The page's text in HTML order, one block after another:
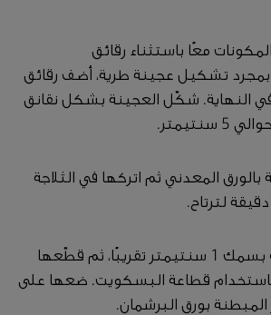
معًا باستثناء رقائق
بمجرد تشكيل عجينة طرية، أضف رقائق
في النهاية. شكّل العجينة بشكل نقانق
المعدني ثم اتركها في الثلاجة
افرد العجينة بسمك 1 سنتيمتر تقريبًا، ثم قطّعها
قطاعة البسكويت. ضعها على
بورق البرشمان.